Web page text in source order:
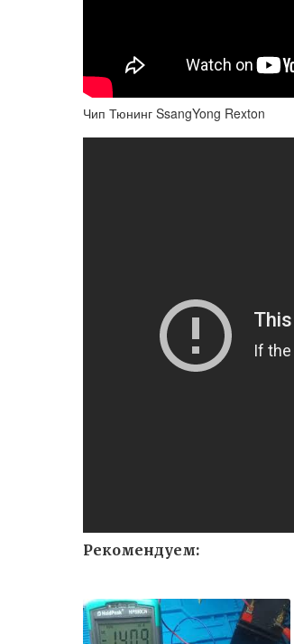
Чип Тюнинг SsangYong Rexton
Рекомендуем: